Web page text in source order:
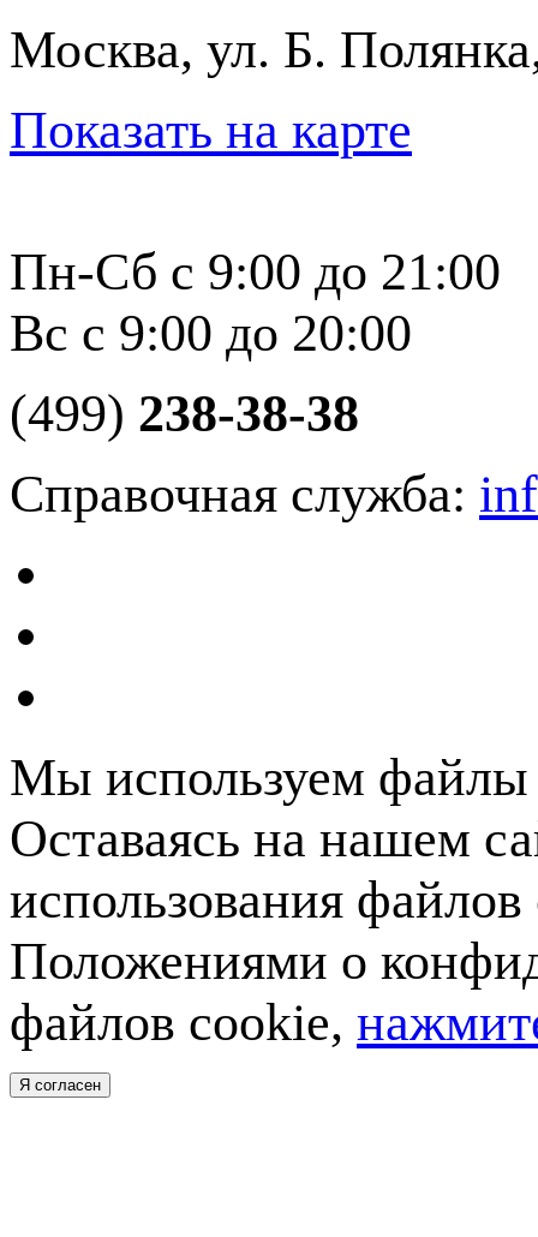
Москва, ул. Б.
Показать на карте
Пн-Сб с 9:00 до 21:00
Вс с 9:00 до 20:00
(499) 238-38-38
Справочная служба:
Мы используем файлы
Оставаясь на нашем
использования
Положениями о
файлов cookie,
Я согласен